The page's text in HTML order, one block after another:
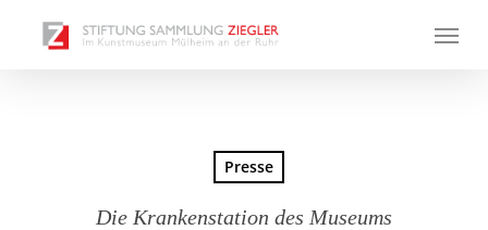
Menu
Presse
Die Krankenstation des Museums